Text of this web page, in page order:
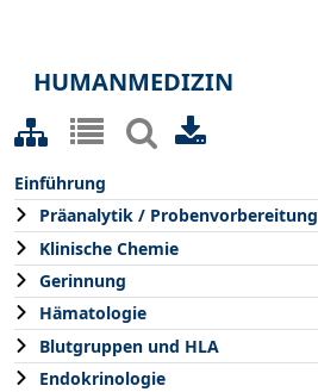
HUMANMEDIZIN
Einführung
Präanalytik / Probenvorbereitung
Klinische Chemie
Gerinnung
Hämatologie
Blutgruppen und HLA
Endokrinologie